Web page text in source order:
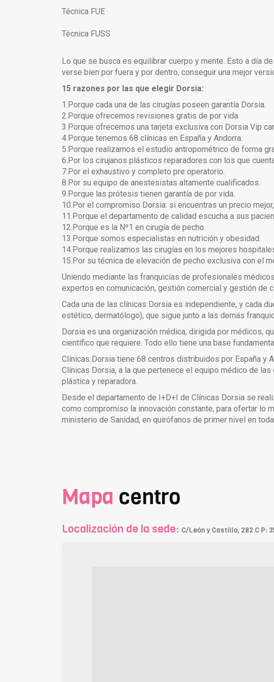
Técnica FUE
Técnica FUSS
Lo que se busca es equilibrar cuerpo y mente. Esto a día
verse bien por fuera y por dentro, conseguir una mejor
15 razones por las que elegir Dorsia:
1.Porque cada una de las cirugías poseen garantía Dorsia.
2.Porque ofrecemos revisiones gratis de por vida.
3.Porque ofrecemos una tarjeta exclusiva con Dorsia Vip
4.Porque tenemos 68 clínicas en España y Andorra.
5.Porque realizamos el estudio antropométrico de forma
6.Por los cirujanos plásticos reparadores con los que
7.Por el exhaustivo y completo pre operatorio.
8.Por su equipo de anestesistas altamente cualificados.
9.Porque las prótesis tienen garantía de por vida.
10.Por el compromiso Dorsia: si encuentras un precio
11.Porque el departamento de calidad escucha a sus
12.Porque es la Nº1 en cirugía de pecho.
13.Porque somos especialistas en nutrición y obesidad.
14.Porque realizamos las cirugías en los mejores
15.Por su técnica de elevación de pecho exclusiva con el
Uniendo mediante las franquicias de profesionales
expertos en comunicación, gestión comercial y gestión de
Cada una de las clínicas Dorsia es independiente, y cada
estético, dermatólogo), que sigue junto a las demás
Dorsia es una organización médica, dirigida por médicos,
científico que requiere. Todo ello tiene una base
Clínicas Dorsia tiene 68 centros distribuidos por España y
Clínicas Dorsia, a la que pertenece el equipo médico de
plástica y reparadora.
Desde el departamento de I+D+I de Clínicas Dorsia se
como compromiso la innovación constante, para ofertar lo
ministerio de Sanidad, en quirófanos de primer nivel en
Mapa centro
Localización de la sede: C/León y Castillo, 282 C P: